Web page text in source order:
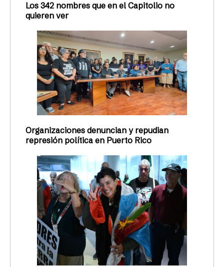
Los 342 nombres que en el Capitolio no
quieren ver
Organizaciones denuncian y repudian
represión política en Puerto Rico